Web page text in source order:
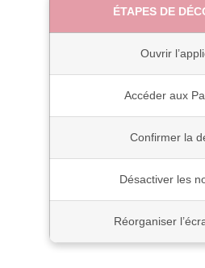
ÉTAPES DE
Ouvrir
Accéder aux
Confirmer la
Désactiver les
Réorganiser